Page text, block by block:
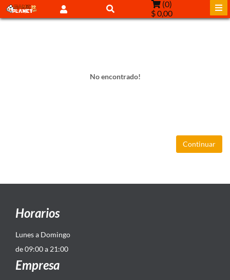
(0)
$ 0,00
No encontrado!
Continuar
Horarios
Lunes a Domingo
de 09:00 a 21:00
Empresa